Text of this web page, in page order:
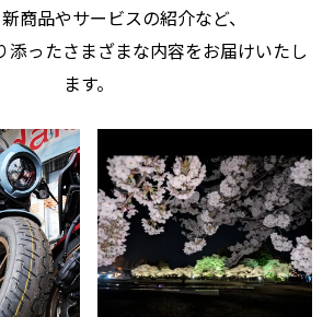
商品やサービスの紹介など、
添ったさまざまな内容をお届けいたし
ます。